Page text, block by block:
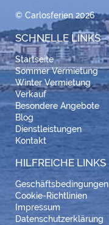
© Carlosferien 2026
SCHNELLE LINKS
Startseite
Sommer Vermietung
Winter Vermietung
Verkauf
Besondere Angebote
Blog
Dienstleistungen
Kontakt
HILFREICHE LINKS
Geschäftsbedingungen
Cookie-Richtlinien
Impressum
Datenschutzerklärung